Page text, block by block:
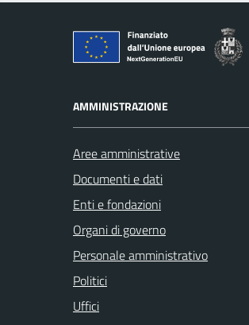
AMMINISTRAZIONE
Aree amministrative
Documenti e dati
Enti e fondazioni
Organi di governo
Personale amministrativo
Politici
Uffici